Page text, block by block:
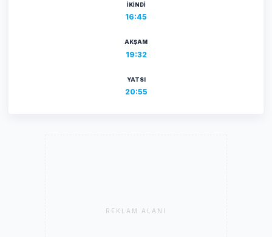
İKINDI
16:45
AKŞAM
19:32
YATSI
20:55
REKLAM ALANI